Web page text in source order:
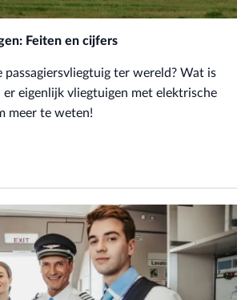
Feiten en cijfers
ter wereld? Wat is
er eigenlijk vliegtuigen met elektrische
meer te weten!